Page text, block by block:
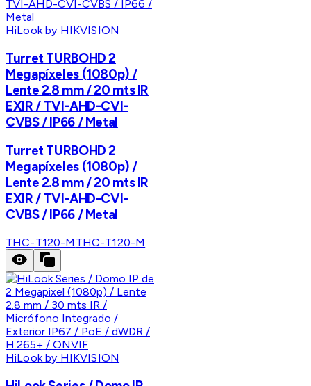
HiLook by HIKVISION
Turret TURBOHD 2
Megapíxeles (1080p) /
Lente 2.8 mm / 20 mts IR
EXIR / TVI-AHD-CVI-
CVBS / IP66 / Metal
Turret TURBOHD 2
Megapíxeles (1080p) /
Lente 2.8 mm / 20 mts IR
EXIR / TVI-AHD-CVI-
CVBS / IP66 / Metal
THC-T120-M THC-T120-M
HiLook by HIKVISION